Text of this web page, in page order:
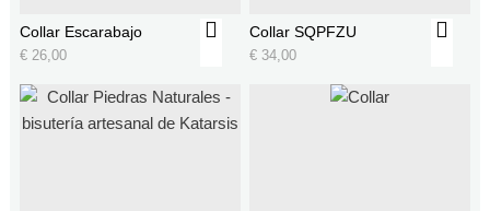
Collar Escarabajo
€26,00
Collar SQPFZU
€ 34,00